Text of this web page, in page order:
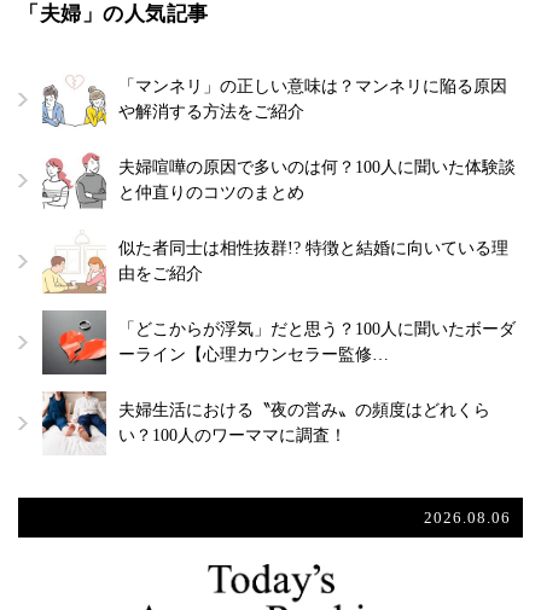
「夫婦」の人気記事
「マンネリ」の正しい意味は？マンネリに陥る原因
や解消する方法をご紹介
夫婦喧嘩の原因で多いのは何？100人に聞いた体験談
と仲直りのコツのまとめ
似た者同士は相性抜群!? 特徴と結婚に向いている理
由をご紹介
「どこからが浮気」だと思う？100人に聞いたボーダ
ーライン【心理カウンセラー監修…
夫婦生活における〝夜の営み〟の頻度はどれくら
い？100人のワーママに調査！
2026.08.06